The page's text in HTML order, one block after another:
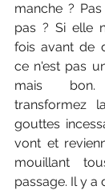
manche ?
pas ? Si elle
fois avant de
ce n'est pas
mais bon.
transformez
gouttes
vont et
mouillant
passage. Il y a